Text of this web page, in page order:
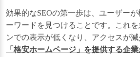
効果的なSEOの第一歩は、ユーザー
ーワードを見つけることです。これ
ンでの表示が低くなり、アクセスが減
「格安ホームページ」を提供する企